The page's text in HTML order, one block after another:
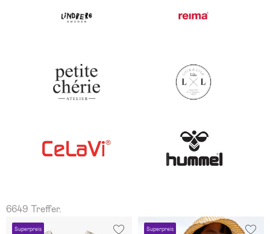
6649 Treffer.
Superpreis Superpreis